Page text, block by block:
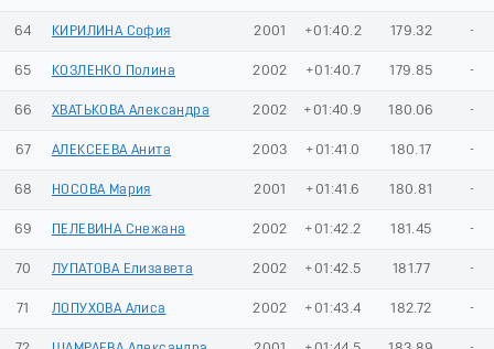
64 КИРИЛИНА София 2001 +01:40.2 179.32 -
65 КОЗЛЕНКО Полина 2002 +01:40.7 179.85 -
66 ХВАТЬКОВА Александра 2002 +01:40.9 180.06 -
67 АЛЕКСЕЕВА Анита 2003 +01:41.0 180.17 -
68 НОСОВА Мария 2001 +01:41.6 180.81 -
69 ПЕЛЕВИНА Снежана 2002 +01:42.2 181.45 -
70 ЛУПАТОВА Елизавета 2002 +01:42.5 181.77 -
71 ЛОПУХОВА Алиса 2002 +01:43.4 182.72 -